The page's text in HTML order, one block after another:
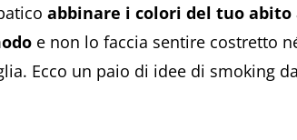
abbinare i colori del tuo
e non lo faccia sentire costretto
Ecco un paio di idee di smoking